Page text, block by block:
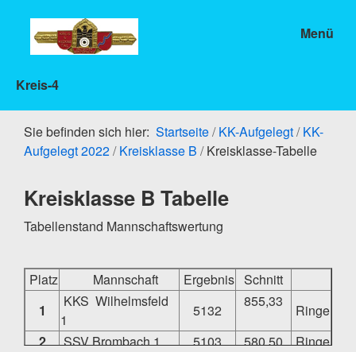
Kreis-4
Menü
Sie befinden sich hier: Startseite/ KK-Aufgelegt/ KK-
Aufgelegt 2022/ Kreisklasse B / Kreisklasse-Tabelle
Kreisklasse B Tabelle
Tabellenstand Mannschaftswertung
Platz Mannschaft Ergebnis Schnitt
1
KKS Wilhelmsfeld
1
5132
855,33
Ringe
2
SSV Brombach 1 5103 580,50 Ringe